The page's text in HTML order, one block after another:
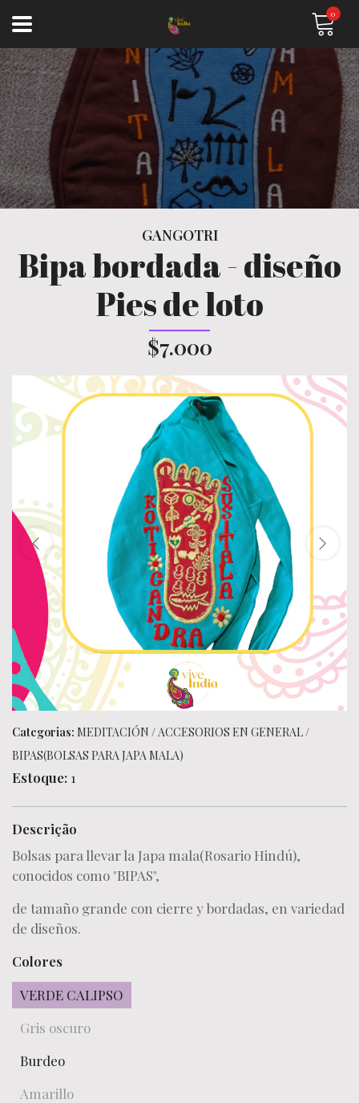
0
GANGOTRI
Bipa bordada - diseño
Pies de loto
$7.000
Categorias: MEDITACIÓN /ACCESORIOS EN GENERAL/
BIPAS(BOLSAS PARA JAPA MALA)
Estoque: 1
Descrição
Bolsas para llevar la Japa mala(Rosario Hindú),
conocidos como "BIPAS",
de tamaño grande con cierre y bordadas, en variedad
de diseños.
Colores
VERDE CALIPSO
Gris oscuro
Burdeo
Amarillo